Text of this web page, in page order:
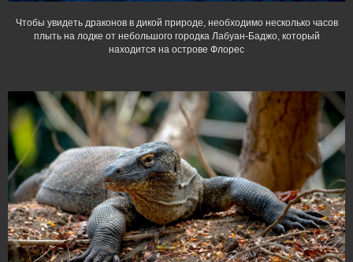
Чтобы увидеть драконов в дикой природе, необходимо несколько часов
плыть на лодке от небольшого городка Лабуан-Баджо, который
находится на острове Флорес